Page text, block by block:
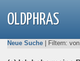
OLDPHRAS
Neue Suche | Filtern: von